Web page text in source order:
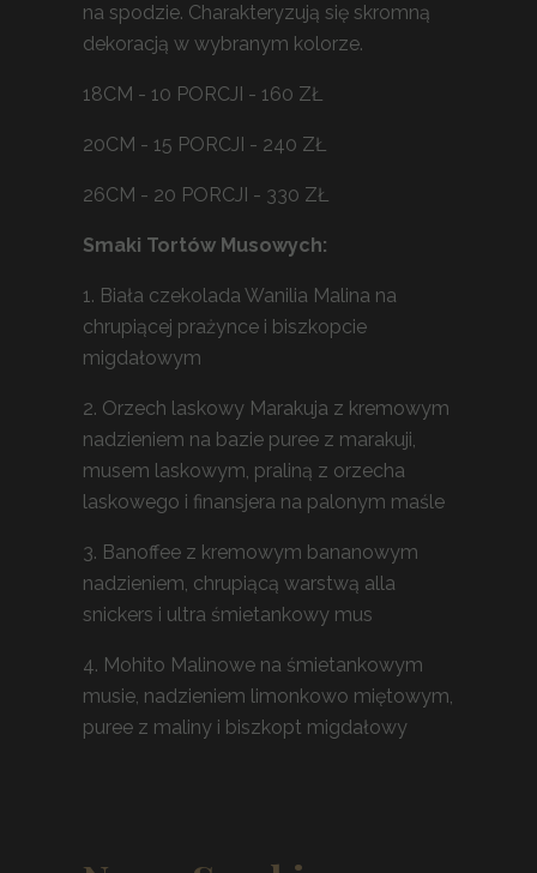
na spodzie. Charakteryzują się skromną
dekoracją w wybranym kolorze.
18CM - 10 PORCJI - 160 ZŁ
20CM - 15 PORCJI - 240 ZŁ
26CM - 20 PORCJI - 330 ZŁ
Smaki Tortów Musowych:
1. Biała czekolada Wanilia Malina na
chrupiącej prażynce i biszkopcie
migdałowym
2. Orzech laskowy Marakuja z kremowym
nadzieniem na bazie puree z marakuji,
musem laskowym, praliną z orzecha
laskowego i finansjera na palonym maśle
3. Banoffee z kremowym bananowym
nadzieniem, chrupiącą warstwą alla
snickers i ultra śmietankowy mus
4. Mohito Malinowe na śmietankowym
musie, nadzieniem limonkowo miętowym,
puree z maliny i biszkopt migdałowy